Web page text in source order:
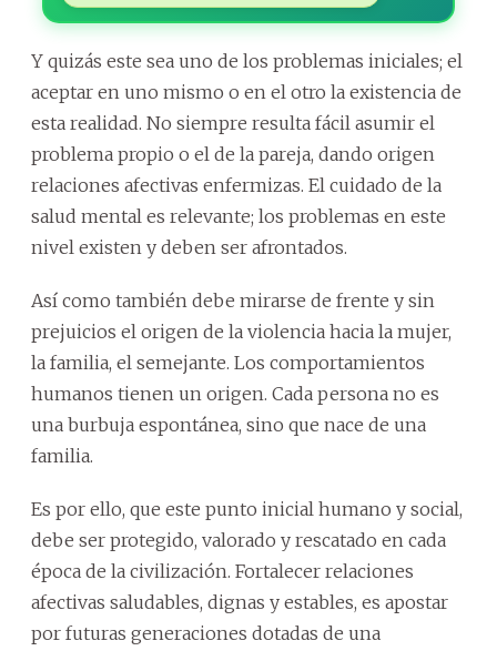
Y quizás este sea uno de los problemas iniciales; el
aceptar en uno mismo o en el otro la existencia de
esta realidad. No siempre resulta fácil asumir el
problema propio o el de la pareja, dando origen
relaciones afectivas enfermizas. El cuidado de la
salud mental es relevante; los problemas en este
nivel existen y deben ser afrontados.
Así como también debe mirarse de frente y sin
prejuicios el origen de la violencia hacia la mujer,
la familia, el semejante. Los comportamientos
humanos tienen un origen. Cada persona no es
una burbuja espontánea, sino que nace de una
familia.
Es por ello, que este punto inicial humano y social,
debe ser protegido, valorado y rescatado en cada
época de la civilización. Fortalecer relaciones
afectivas saludables, dignas y estables, es apostar
por futuras generaciones dotadas de una